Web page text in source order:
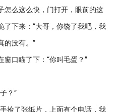
么这么快，门打开，眼前的这
了下来：“大哥，你饶了我吧，我
的没有。”
口瞄了下：“你叫毛蛋？”
？”
了张纸片，上面有个电话，我